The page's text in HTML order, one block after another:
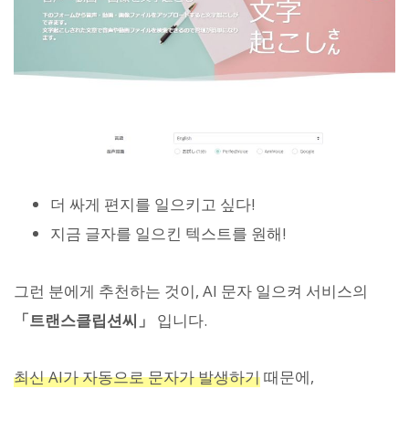
더 싸게 편지를 일으키고 싶다!
지금 글자를 일으킨 텍스트를 원해!
그런 분에게 추천하는 것이, AI 문자 일으켜 서비스의
「트랜스클립션씨」
입니다.
최신 AI가 자동으로 문자가 발생하기때문에,